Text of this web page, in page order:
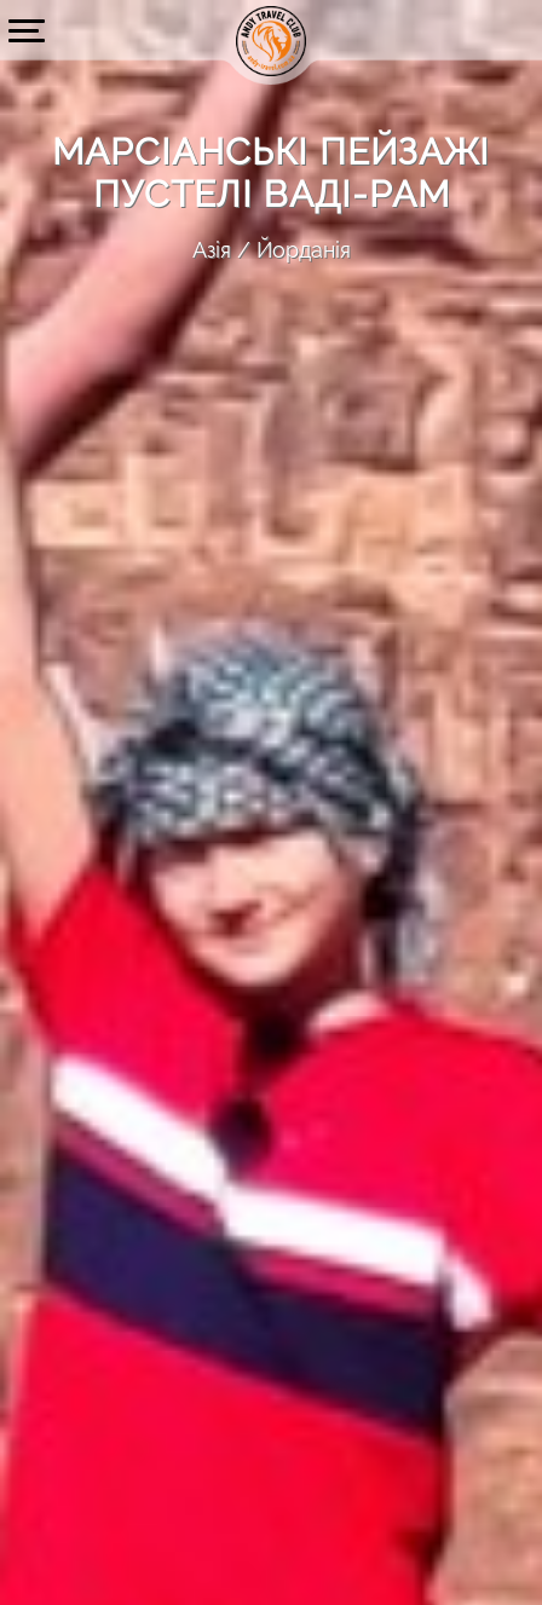
МАРСІАНСЬКІ ПЕЙЗАЖІ
ПУСТЕЛІ ВАДІ-РАМ
Азія Йорданія